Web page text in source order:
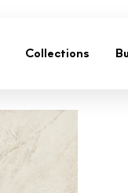
Collections